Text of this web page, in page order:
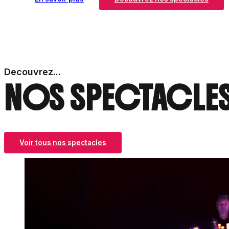
Decouvrez...
NOS
Voir tous nos spectacles